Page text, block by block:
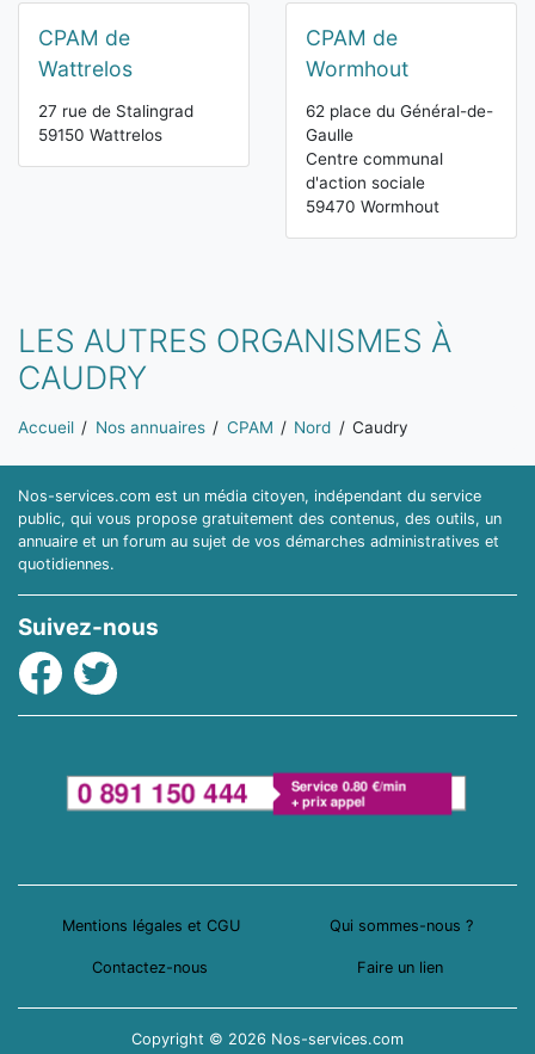
CPAM de
Wattrelos
27 rue de Stalingrad
59150 Wattrelos
CPAM de
Wormhout
62 place du Général-de-
Gaulle
Centre communal
d'action sociale
59470 Wormhout
LES AUTRES ORGANISMES À
CAUDRY
Vous êtes ici:
Accueil Nos annuaires CPAM Nord Caudry
Nos-services.com est un média citoyen, indépendant du service
public, qui vous propose gratuitement des contenus, des outils, un
annuaire et un forum au sujet de vos démarches administratives et
quotidiennes.
Suivez-nous
Facebook
Twitter
Mentions légales et CGU Qui sommes-nous ?
Contactez-nous Faire un lien
Copyright © 2026 Nos-services.com